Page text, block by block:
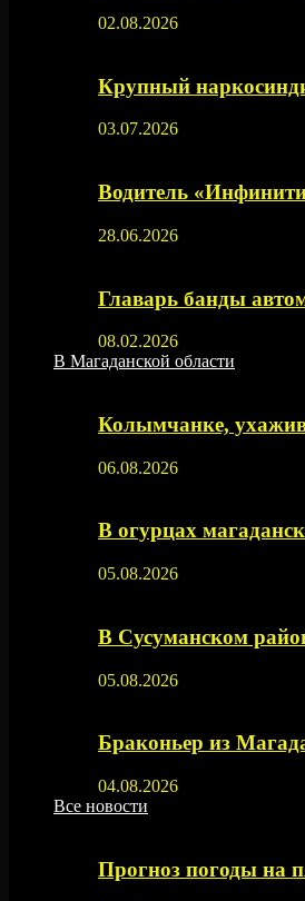
02.08.2026
Крупный
03.07.2026
Водитель
28.06.2026
Главарь банды
08.02.2026
В Магаданской области
Колымчанке,
06.08.2026
В огурцах
05.08.2026
В Сусуманском
05.08.2026
Браконьер из
04.08.2026
Все новости
Прогноз погоды на